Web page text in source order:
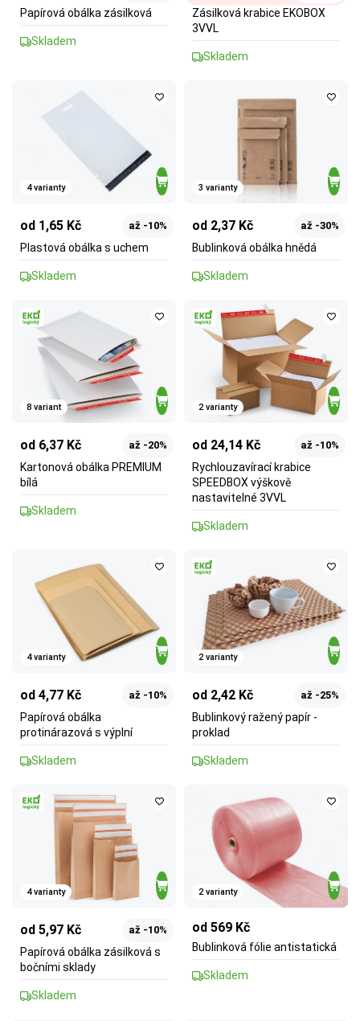
Papírová obálka zásilková
Skladem
Zásilková krabice EKOBOX
3VVL
Skladem
4 varianty
od 1,65 Kč až -10%
Plastová obálka s uchem
Skladem
3 varianty
od 2,37 Kč až -30%
Bublinková obálka hnědá
Skladem
8 variant
od 6,37 Kč až -20%
Kartonová obálka PREMIUM
bílá
Skladem
2 varianty
od 24,14 Kč až -10%
Rychlouzavírací krabice
SPEEDBOX výškově
nastavitelné 3VVL
Skladem
4 varianty
od 4,77 Kč až -10%
Papírová obálka
protinárazová s výplní
Skladem
2 varianty
od 2,42 Kč až -25%
Bublinkový ražený papír -
proklad
Skladem
4 varianty
od 5,97 Kč až -10%
Papírová obálka zásilková s
bočními sklady
Skladem
2 varianty
od 569 Kč
Bublinková fólie antistatická
Skladem